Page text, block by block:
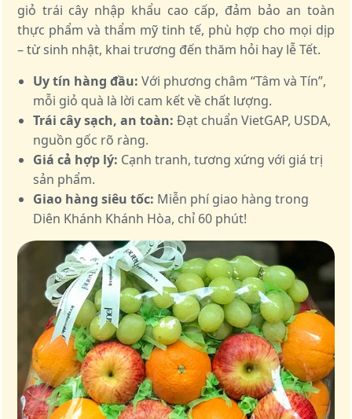
giỏ trái cây nhập khẩu cao cấp, đảm bảo an toàn
thực phẩm và thẩm mỹ tinh tế, phù hợp cho mọi dịp
– từ sinh nhật, khai trương đến thăm hỏi hay lễ Tết.
Uy tín hàng đầu: Với phương châm “Tâm và Tín”,
mỗi giỏ quà là lời cam kết về chất lượng.
Trái cây sạch, an toàn: Đạt chuẩn VietGAP, USDA,
nguồn gốc rõ ràng.
Giá cả hợp lý: Cạnh tranh, tương xứng với giá trị
sản phẩm.
Giao hàng siêu tốc: Miễn phí giao hàng trong
Diên Khánh Khánh Hòa, chỉ 60 phút!